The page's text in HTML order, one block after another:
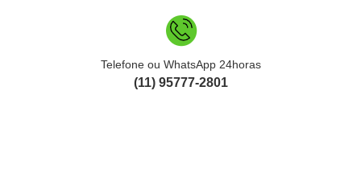
Telefone ou WhatsApp 24horas
(11) 95777-2801